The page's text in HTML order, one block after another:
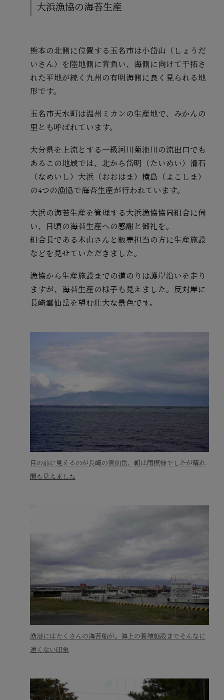
大浜漁協の海苔生産
熊本の北側に位置する玉名市は小岱山（しょうだ
いさん）を陸地側に背負い、海側に向けて干拓さ
れた平地が続く九州の有明海側に良く見られる地
形です。
玉名市天水町は温州ミカンの生産地で、みかんの
里とも呼ばれています。
大分県を上流とする一級河川菊池川の流出口でも
あるこの地域では、北から岱明（たいめい）滑石
（なめいし）大浜（おおはま）横島（よこしま）
の4つの漁協で海苔生産が行われています。
大浜の海苔生産を管理する大浜漁協協同組合に伺
い、日頃の海苔生産への感謝と御礼を。
組合長である木山さんと販売担当の方に生産施設
などを見せていただきました。
漁協から生産施設までの道のりは護岸沿いを走り
ますが、海苔生産の様子も見えました。反対岸に
長崎雲仙岳を望む壮大な景色です。
目の前に見えるのが長崎の雲仙岳、朝は雨模様でしたが晴れ
間も見えました
漁港にはたくさんの海苔船が。海上の養殖施設までそんなに
遠くない印象